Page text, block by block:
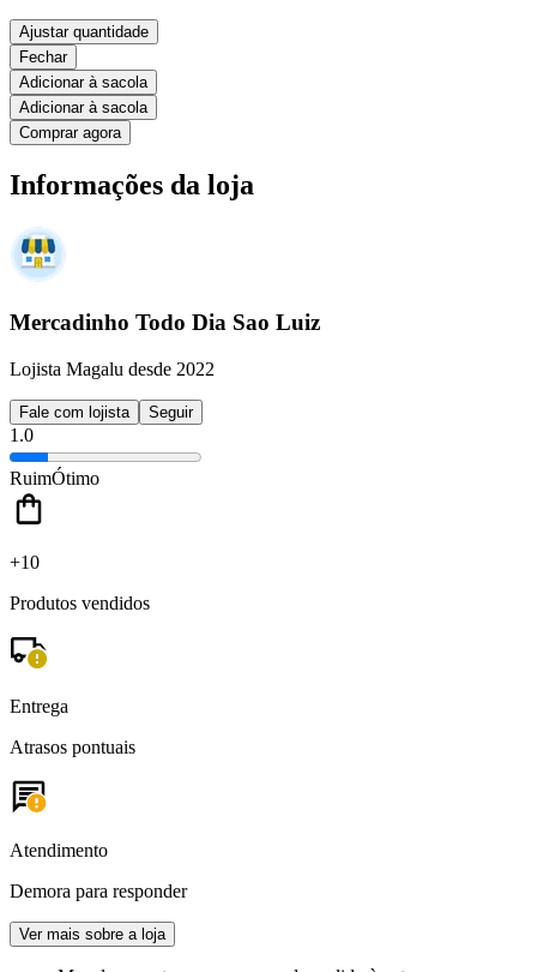
Ajustar quantidade
Fechar
Adicionar à sacola
Adicionar à sacola
Comprar agora
Informações da loja
Mercadinho Todo Dia Sao Luiz
Lojista Magalu desde 2022
Fale com lojista Seguir
1.0
RuimÓtimo
+10
Produtos vendidos
Entrega
Atrasos pontuais
Atendimento
Demora para responder
Ver mais sobre a loja